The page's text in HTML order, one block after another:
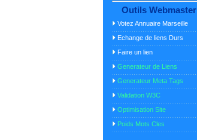
Outils Webmaster
Votez Annuaire Marseille
Echange de liens Durs
Faire un lien
Generateur de Liens
Generateur Meta Tags
Validation W3C
Optimisation Site
Poids Mots Cles